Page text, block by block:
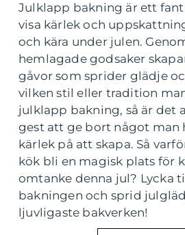
Julklapp bakning är ett
visa kärlek och
och kära under julen.
hemlagade godsaker
gåvor som sprider glädje
vilken stil eller tradition
julklapp bakning, så är det
gest att ge bort något man
kärlek på att skapa. Så
kök bli en magisk plats för
omtanke denna jul? Lycka
bakningen och sprid
ljuvligaste bakverken!